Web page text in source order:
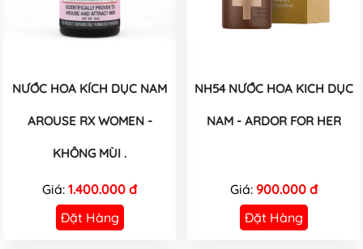
NƯỚC HOA KÍCH DỤC NAM
AROUSE RX WOMEN -
KHÔNG MÙI .
Giá: 1.400.000 đ
Đặt Hàng
NH54 NƯỚC HOA KICH DỤC
NAM - ARDOR FOR HER
Giá: 900.000 đ
Đặt Hàng